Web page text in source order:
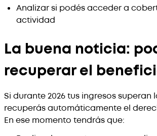
Analizar si podés acceder a
actividad
La buena noticia:
recuperar el
Si durante 2026 tus ingresos superan
recuperás automáticamente el
En ese momento tendrás que: